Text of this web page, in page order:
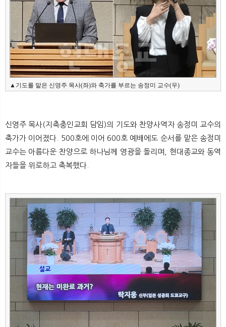
▲기도를 맡은 신영주 목사(좌)와 축가를 부르는 송정미 교수(우)
신영주 목사(지축충인교회 담임)의 기도와 찬양사역자 송정미 교수의
축가가 이어졌다. 500호에 이어 600호 예배에도 순서를 맡은 송정미
교수는 아름다운 찬양으로 하나님께 영광을 돌리며, 현대종교와 동역
자들을 위로하고 축복했다.